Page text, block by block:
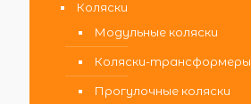
Коляски
Модульные коляски
Коляски-трансформеры
Прогулочные коляски